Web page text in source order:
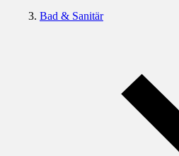
Bad & Sanitär